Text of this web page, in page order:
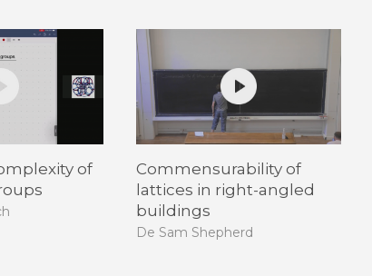
of
Commensurability of
lattices in right-angled
buildings
De Sam Shepherd